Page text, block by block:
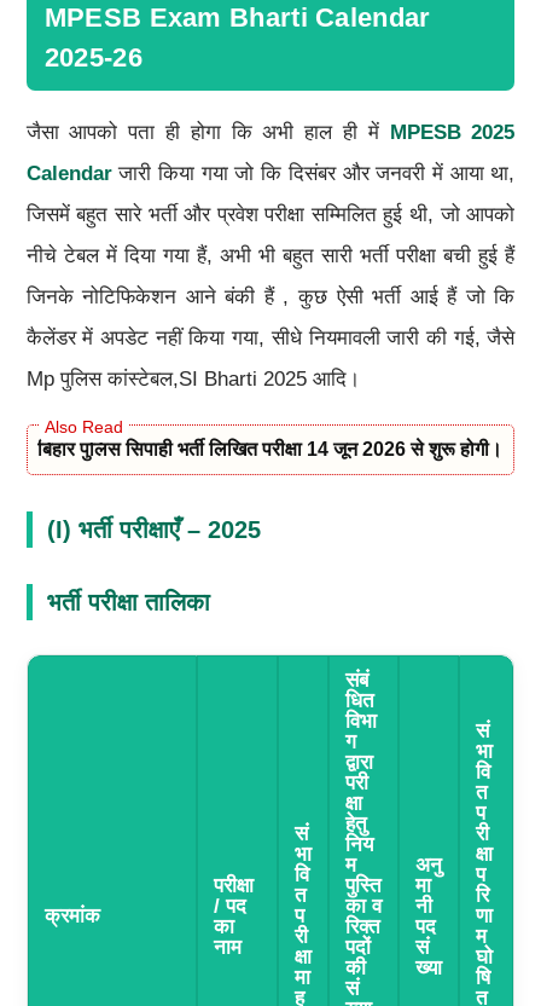
MPESB Exam Bharti Calendar
2025-26
जैसा आपको पता ही होगा कि अभी हाल ही में MPESB 2025
Calendarजारी किया गया जो कि दिसंबर और जनवरी में आया था,
जिसमें बहुत सारे भर्ती और प्रवेश परीक्षा सम्मिलित हुई थी, जो आपको
नीचे टेबल में दिया गया हैं, अभी भी बहुत सारी भर्ती परीक्षा बची हुई हैं
जिनके नोटिफिकेशन आने बंकी हैं , कुछ ऐसी भर्ती आई हैं जो कि
कैलेंडर में अपडेट नहीं किया गया, सीधे नियमावली जारी की गई, जैसे
Mp पुलिस कांस्टेबल,SI Bharti 2025 आदि।
बिहार पुलिस सिपाही भर्ती लिखित परीक्षा 14 जून 2026 से शुरू होगी।
(i) भर्ती परीक्षाएँ – 2025
भर्ती परीक्षा तालिका
क्रमांक
परीक्षा
/ पद
का
नाम
सं
भा
वि
त
प
री
क्षा
मा
ह
संबं
धित
विभा
ग
द्वारा
परी
क्षा
हेतु
निय
म
पुस्ति
का व
रिक्त
पदों
की
सं
अनु
मा
नी
पद
सं
ख्या
सं
भा
वि
त
प
री
क्षा
प
रि
णा
म
घो
षि
त